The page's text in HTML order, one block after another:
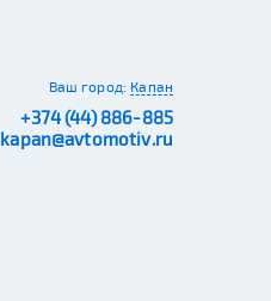
Ваш город: Капан
+374 (44) 886-885
kapan@avtomotiv.ru